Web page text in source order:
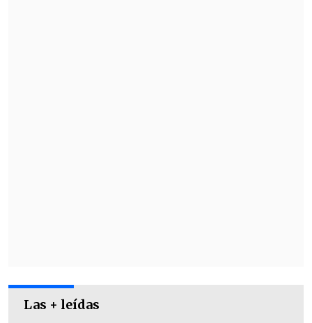
Huérfanos Salvajes - "La jauría"
Las + leídas